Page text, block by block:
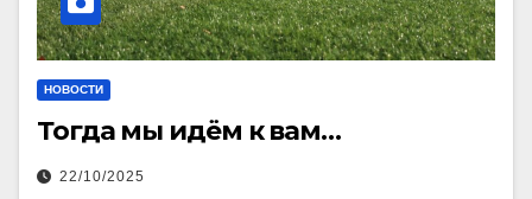
НОВОСТИ
Тогда мы идём к вам…
22/10/2025